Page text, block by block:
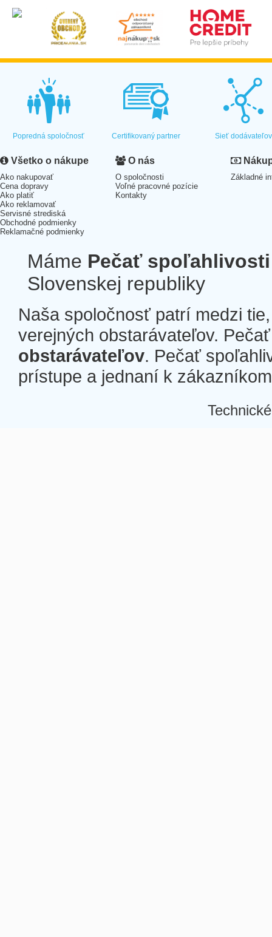
Popredná spoločnosť Certifikovaný partner Sieť dodávateľov
Všetko o nákupe
Ako nakupovať
Cena dopravy
Ako platiť
Ako reklamovať
Servisné strediská
Obchodné podmienky
Reklamačné podmienky
O nás
O spoločnosti
Voľné pracovné pozície
Kontakty
Základné
Máme Pečať spoľahlivosti
Slovenskej republiky
Naša spoločnosť patrí medzi
verejných obstarávateľov.
obstarávateľov. Pečať
prístupe a jednaní k